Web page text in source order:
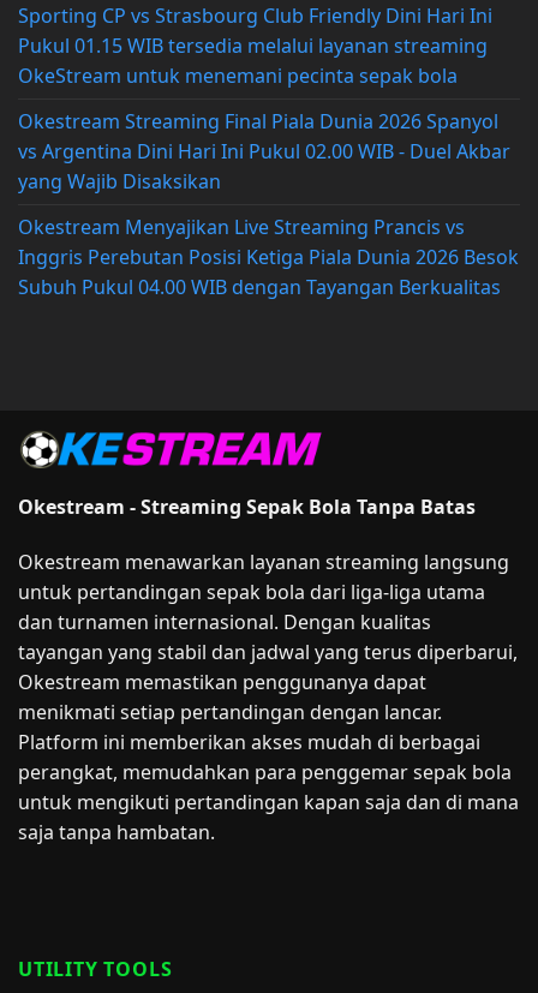
Sporting CP vs Strasbourg Club Friendly Dini Hari Ini
Pukul 01.15 WIB tersedia melalui layanan streaming
OkeStream untuk menemani pecinta sepak bola
Okestream Streaming Final Piala Dunia 2026 Spanyol
vs Argentina Dini Hari Ini Pukul 02.00 WIB - Duel Akbar
yang Wajib Disaksikan
Okestream Menyajikan Live Streaming Prancis vs
Inggris Perebutan Posisi Ketiga Piala Dunia 2026 Besok
Subuh Pukul 04.00 WIB dengan Tayangan Berkualitas
Okestream - Streaming Sepak Bola Tanpa Batas
Okestream menawarkan layanan streaming langsung
untuk pertandingan sepak bola dari liga-liga utama
dan turnamen internasional. Dengan kualitas
tayangan yang stabil dan jadwal yang terus diperbarui,
Okestream memastikan penggunanya dapat
menikmati setiap pertandingan dengan lancar.
Platform ini memberikan akses mudah di berbagai
perangkat, memudahkan para penggemar sepak bola
untuk mengikuti pertandingan kapan saja dan di mana
saja tanpa hambatan.
UTILITY TOOLS